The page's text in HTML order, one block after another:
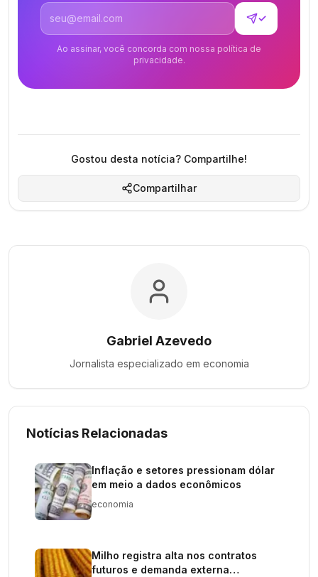
Endereço de email
✓
Ao assinar, você concorda com nossa política de
privacidade.
Gostou desta notícia? Compartilhe!
Compartilhar
Gabriel Azevedo
Jornalista especializado em economia
Notícias Relacionadas
Inflação e setores pressionam dólar
em meio a dados econômicos
economia
Milho registra alta nos contratos
futuros e demanda externa